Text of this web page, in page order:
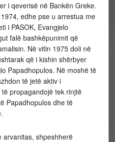
i qeverisë në Bankën Greke.
edhe pse u arrestua me
i PASOK, Evangjelo
falë bashkëpunimit që
Në vitin 1975 doli në
që i kishin shërbyer
Papadhopulos. Në moshë të
të jetë aktiv i
propagandojë tek rinjtë
Papadhopulos dhe të
arvanitas, shpeshherë